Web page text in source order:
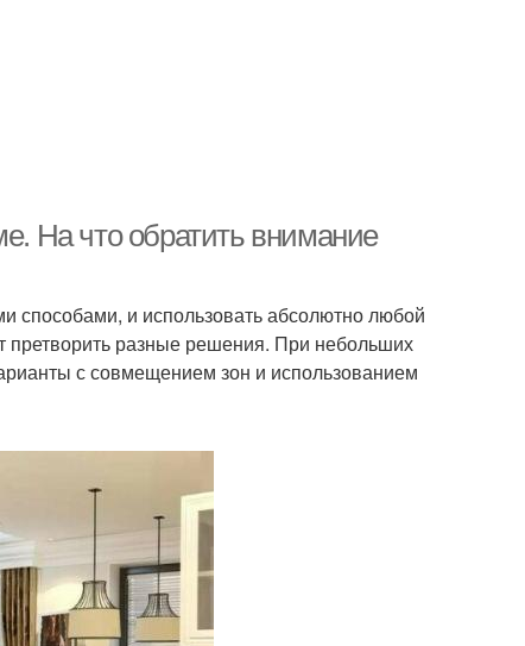
На что обратить внимание
способами, и использовать абсолютно любой
разные решения. При небольших
с совмещением зон и использованием